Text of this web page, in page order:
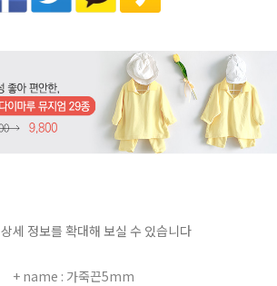
상세 정보를 확대해 보실 수 있습니다
+ name : 가죽끈5mm